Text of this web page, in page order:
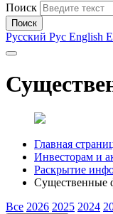
Поиск
Поиск
Русский Рус English
Главная
Инвесторам и
Раскрытие
Существенные
Все 2026 2025 2024